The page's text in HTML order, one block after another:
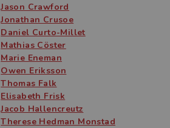
Jason Crawford
Jonathan Crusoe
Daniel Curto-Millet
Mathias Cöster
Marie Eneman
Owen Eriksson
Thomas Falk
Elisabeth Frisk
Jacob Hallencreutz
Therese Hedman Monstad